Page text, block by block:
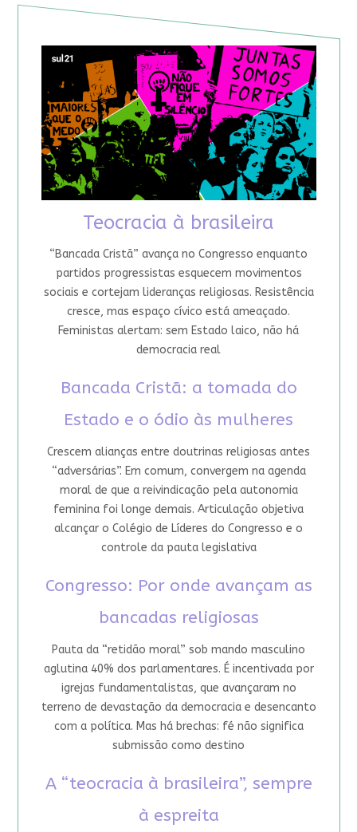
Teocracia à brasileira
“Bancada Cristã” avança no Congresso enquanto
partidos progressistas esquecem movimentos
sociais e cortejam lideranças religiosas. Resistência
cresce, mas espaço cívico está ameaçado.
Feministas alertam: sem Estado laico, não há
democracia real
Bancada Cristã: a tomada do
Estado e o ódio às mulheres
Crescem alianças entre doutrinas religiosas antes
“adversárias”. Em comum, convergem na agenda
moral de que a reivindicação pela autonomia
feminina foi longe demais. Articulação objetiva
alcançar o Colégio de Líderes do Congresso e o
controle da pauta legislativa
Congresso: Por onde avançam as
bancadas religiosas
Pauta da “retidão moral” sob mando masculino
aglutina 40% dos parlamentares. É incentivada por
igrejas fundamentalistas, que avançaram no
terreno de devastação da democracia e desencanto
com a política. Mas há brechas: fé não significa
submissão como destino
A “teocracia à brasileira”, sempre
à espreita